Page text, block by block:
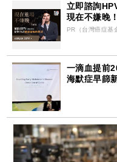
立即諮詢
現在不嫌晚！
PR（台灣癌症基
一滴血提前
海默症早篩